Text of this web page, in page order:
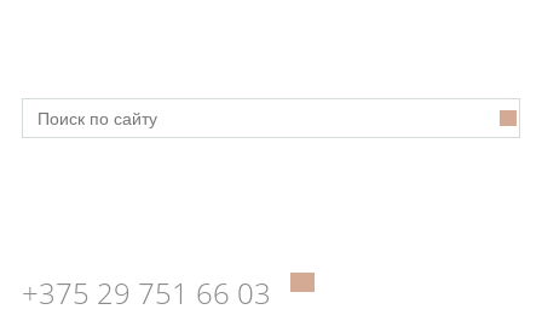
+375 29 751 66 03